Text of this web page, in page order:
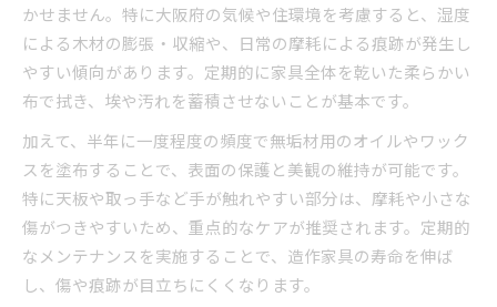
かせません。特に大阪府の気候や住環境を考慮すると、湿度
による木材の膨張・収縮や、日常の摩耗による痕跡が発生し
やすい傾向があります。定期的に家具全体を乾いた柔らかい
布で拭き、埃や汚れを蓄積させないことが基本です。
加えて、半年に一度程度の頻度で無垢材用のオイルやワック
スを塗布することで、表面の保護と美観の維持が可能です。
特に天板や取っ手など手が触れやすい部分は、摩耗や小さな
傷がつきやすいため、重点的なケアが推奨されます。定期的
なメンテナンスを実施することで、造作家具の寿命を伸ば
し、傷や痕跡が目立ちにくくなります。